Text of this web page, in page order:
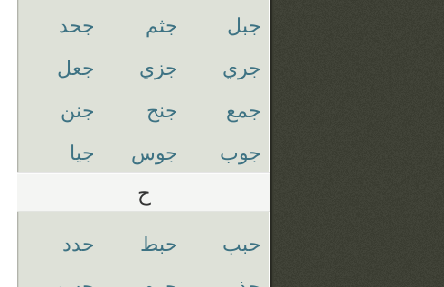
جبل جثم
جحد
جري
جزي
جعل
جمع
جنح
جنن
جوب
جوس جيا
ح
حبب حبط
حدد